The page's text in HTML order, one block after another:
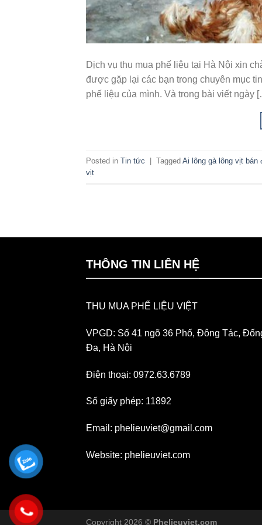
Dịch vụ thu mua phế liệu tại Hà Nội xin
được gặp lại các bạn trong chuyên mục
phế liệu của mình. Và trong bài viết ngày
Posted in Tin tức Tagged Ai lông gà lông vịt bán
vịt
THÔNG TIN LIÊN HỆ
THU MUA PHẾ LIỆU VIỆT
VPGD: Số 41 ngõ 36 Phố, Đông Tác,
Đa, Hà Nội
Điện thoại: 0972.63.6789
Số giấy phép: 11892
Email: phelieuviet@gmail.com
Website: phelieuviet.com
Copyright 2026 © Phelieuviet.com